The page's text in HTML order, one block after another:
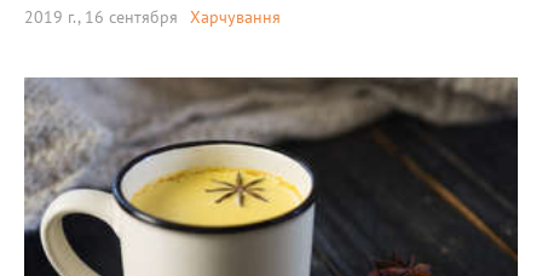
2019 г., 16 сентября Харчування